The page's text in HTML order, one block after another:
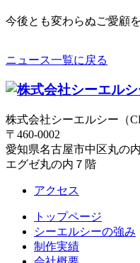
今後とも変わらぬご愛顧
ニュース一覧に戻る
株式会社シーエルシー（
〒460-0002
愛知県名古屋市中区丸の
エグゼ丸の内７階
アクセス
トップページ
シーエルシーの強み
制作実績